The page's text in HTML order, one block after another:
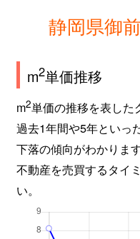
静岡県御
m2単価推移
m2単価の推移を表した
過去1年間や5年といっ
下落の傾向がわかります
不動産を売買するタイ
い。